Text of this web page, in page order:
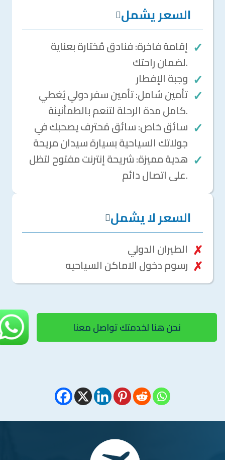
السعر يشمل
إقامة فاخرة: فنادق مُختارة بعناية
لضمان راحتك.
وجبة الإفطار
تأمين شامل: تأمين سفر دولي يُغطي
كامل مدة الرحلة لتنعم بالطمأنينة.
سائق خاص: سائق مُحترف يصحبك في
جولاتك السياحية بسيارة سيدان مريحة
هدية مميزة: شريحة إنترنت مفتوح لتظل
على اتصال دائم.
السعر لا يشمل
الطيران الدولي
رسوم دخول الاماكن السياحيه
نحن هنا لخدمتك تواصل معنا